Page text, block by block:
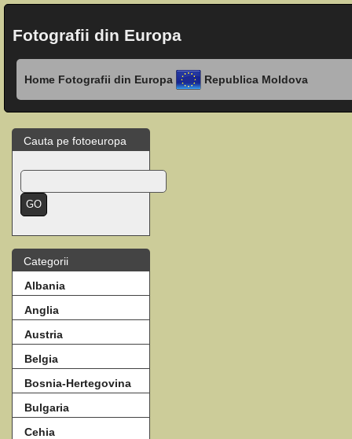
Fotografii din Europa
Home Fotografii din Europa Republica Moldova
Cauta pe fotoeuropa
Categorii
Albania
Anglia
Austria
Belgia
Bosnia-Hertegovina
Bulgaria
Cehia